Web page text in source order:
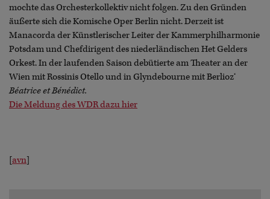
mochte das Orchesterkollektiv nicht folgen. Zu den Gründen
äußerte sich die Komische Oper Berlin nicht. Derzeit ist
Manacorda der Künstlerischer Leiter der Kammerphilharmonie
Potsdam und Chefdirigent des niederländischen Het Gelders
Orkest. In der laufenden Saison debütierte am Theater an der
Wien mit Rossinis Otello und in Glyndebourne mit Berlioz‘
Béatrice et Bénédict.
Die Meldung des WDR dazu hier
[avn]